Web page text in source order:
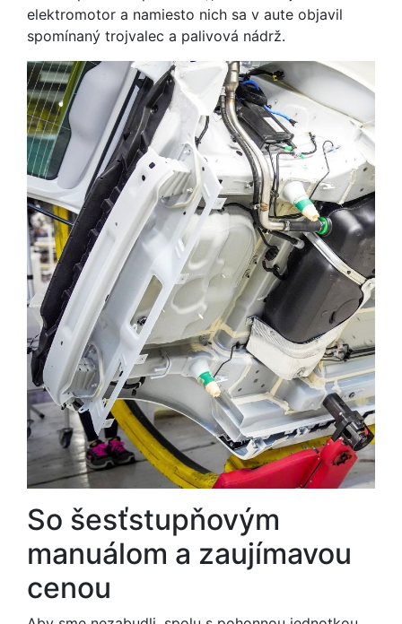
elektromotor a namiesto nich sa v aute objavil
spomínaný trojvalec a palivová nádrž.
So šesťstupňovým
manuálom a zaujímavou
cenou